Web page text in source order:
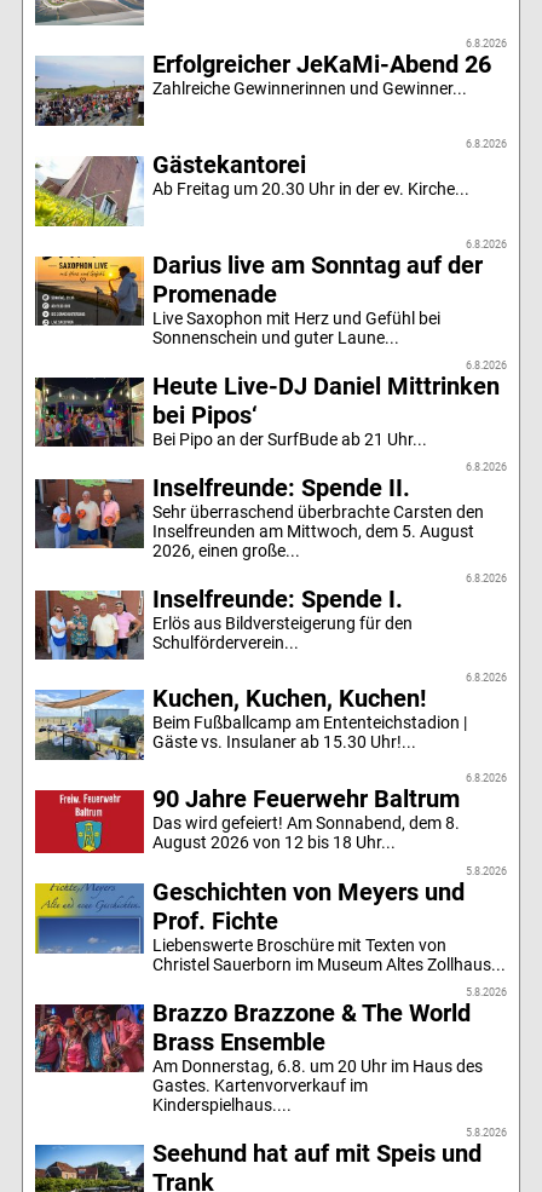
6.8.2026
Erfolgreicher JeKaMi-Abend 26
Zahlreiche Gewinnerinnen und Gewinner...
6.8.2026
Gästekantorei
Ab Freitag um 20.30 Uhr in der ev. Kirche...
6.8.2026
Darius live am Sonntag auf der
Promenade
Live Saxophon mit Herz und Gefühl bei
Sonnenschein und guter Laune...
6.8.2026
Heute Live-DJ Daniel Mittrinken
bei Pipos‘
Bei Pipo an der SurfBude ab 21 Uhr...
6.8.2026
Inselfreunde: Spende II.
Sehr überraschend überbrachte Carsten den
Inselfreunden am Mittwoch, dem 5. August
2026, einen große...
6.8.2026
Inselfreunde: Spende I.
Erlös aus Bildversteigerung für den
Schulförderverein...
6.8.2026
Kuchen, Kuchen, Kuchen!
Beim Fußballcamp am Ententeichstadion |
Gäste vs. Insulaner ab 15.30 Uhr!...
6.8.2026
90 Jahre Feuerwehr Baltrum
Das wird gefeiert! Am Sonnabend, dem 8.
August 2026 von 12 bis 18 Uhr...
5.8.2026
Geschichten von Meyers und
Prof. Fichte
Liebenswerte Broschüre mit Texten von
Christel Sauerborn im Museum Altes Zollhaus...
5.8.2026
Brazzo Brazzone & The World
Brass Ensemble
Am Donnerstag, 6.8. um 20 Uhr im Haus des
Gastes. Kartenvorverkauf im
Kinderspielhaus....
5.8.2026
Seehund hat auf mit Speis und
Trank